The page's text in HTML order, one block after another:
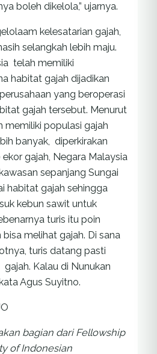
boleh dikelola,” ujarnya.
kelesatarian gajah,
selangkah lebih maju.
telah memiliki
habitat gajah dijadikan
yang beroperasi
gajah tersebut. Menurut
memiliki populasi gajah
banyak, diperkirakan
gajah, Negara Malaysia
sepanjang Sungai
habitat gajah sehingga
kebun sawit untuk
turis itu poin
melihat gajah. Di sana
turis datang pasti
Kalau di Nunukan
Agus Suyitno.
bagian dari Fellowship
of Indonesian